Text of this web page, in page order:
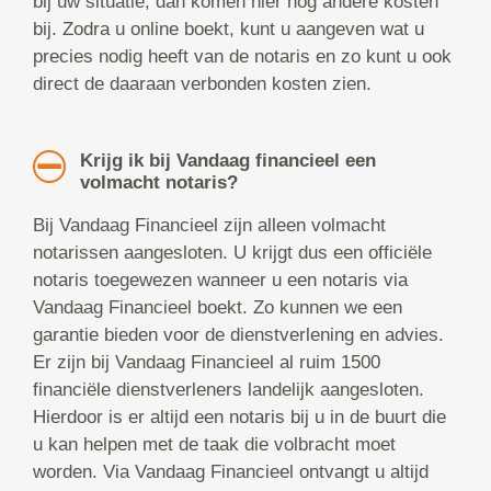
bij. Zodra u online boekt, kunt u aangeven wat u
precies nodig heeft van de notaris en zo kunt u ook
direct de daaraan verbonden kosten zien.
Krijg ik bij Vandaag financieel een
volmacht notaris?
Bij Vandaag Financieel zijn alleen volmacht
notarissen aangesloten. U krijgt dus een officiële
notaris toegewezen wanneer u een notaris via
Vandaag Financieel boekt. Zo kunnen we een
garantie bieden voor de dienstverlening en advies.
Er zijn bij Vandaag Financieel al ruim 1500
financiële dienstverleners landelijk aangesloten.
Hierdoor is er altijd een notaris bij u in de buurt die
u kan helpen met de taak die volbracht moet
worden. Via Vandaag Financieel ontvangt u altijd